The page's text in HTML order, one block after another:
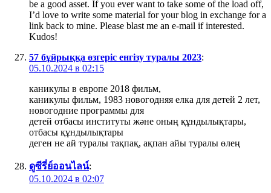
be a good asset. If you ever want to take some of the load off,
I’d love to write some material for your blog in exchange for a
link back to mine. Please blast me an e-mail if interested.
Kudos!
57 бұйрыққа өзгеріс енгізу туралы 2023:
05.10.2024 в 02:15
каникулы в европе 2018 фильм,
каникулы фильм, 1983 новогодняя елка для детей 2 лет,
новогодние программы для
детей отбасы институты және оның құндылықтары,
отбасы құндылықтары
деген не ай туралы тақпақ, ақпан айы туралы өлең
ดูซีรี่ย์ออนไลน์:
05.10.2024 в 02:07